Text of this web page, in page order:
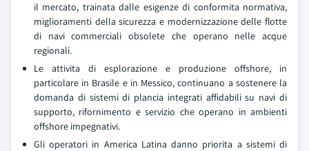
il mercato, trainata dalle esigenze di conformita normativa,
miglioramenti della sicurezza e modernizzazione delle flotte
di navi commerciali obsolete che operano nelle acque
regionali.
Le attivita di esplorazione e produzione offshore, in
particolare in Brasile e in Messico, continuano a sostenere la
domanda di sistemi di plancia integrati affidabili su navi di
supporto, rifornimento e servizio che operano in ambienti
offshore impegnativi.
Gli operatori in America Latina danno priorita a sistemi di